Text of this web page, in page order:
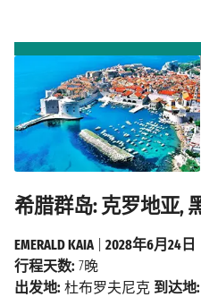
希腊群岛: 克罗地亚,
EMERALD KAIA| 2028年6月24日
行程天数: 7晚
出发地: 杜布罗夫尼克 到达地: